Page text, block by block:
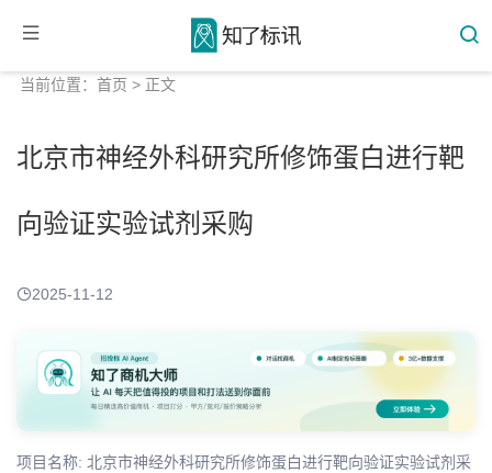
当前位置： 首页 > 正文
北京市神经外科研究所修饰蛋白进行靶
向验证实验试剂采购
2025-11-12
项目名称: 北京市神经外科研究所修饰蛋白进行靶向验证实验试剂采